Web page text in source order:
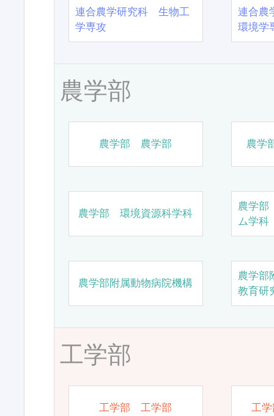
連合農学研究科 生物工
学専攻
連合農
環境学
農学部
農学部 農学部 農学
農学部 環境資源科学科
農学
ム学科
農学部附属動物病院機構
農学部
教育研
工学部
工学部 工学部 工